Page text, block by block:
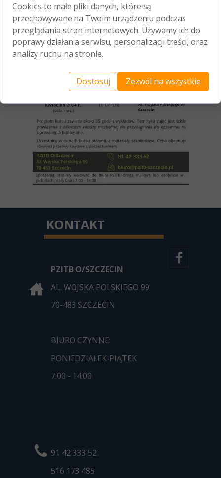
KONTAKT
PZITB O/SZCZECIN
AL. WOJSKA POLSKIEGO 99
70-483 SZCZECIN
BIURO CZYNNE:
PONIEDZIAŁEK-PIĄTEK
7.00 - 14.00
91 42 333 52
516 173 485
Cookies to małe pliki danych, które są
przechowywane na Twoim urządzeniu podczas
przeglądania stron internetowych. Używamy ich do
poprawy działania serwisu, personalizacji treści, oraz
analizy ruchu na stronie.
Dostosuj Zezwól na wszystkie